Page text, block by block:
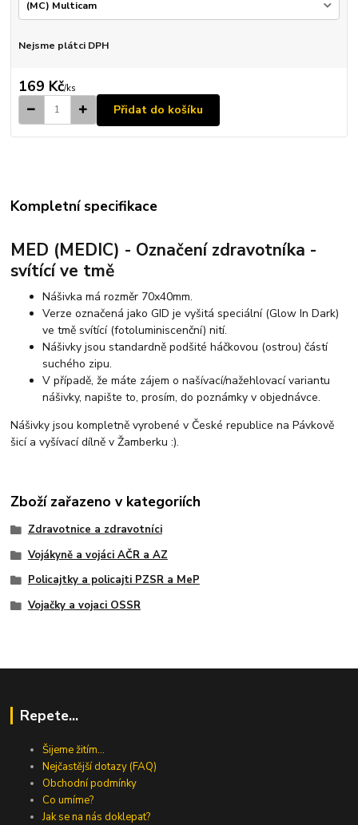
Nejsme plátci DPH
169 Kč/ks
Přidat do košíku
Kompletní specifikace
MED (MEDIC) - Označení zdravotníka -
svítící ve tmě
Nášivka má rozměr 70x40mm.
Verze označená jako GID je vyšitá speciální (Glow In Dark)
ve tmě svítící (fotoluminiscenční) nití.
Nášivky jsou standardně podšité háčkovou (ostrou) částí
suchého zipu.
V případě, že máte zájem o našívací/nažehlovací variantu
nášivky, napište to, prosím, do poznámky v objednávce.
Nášivky jsou kompletně vyrobené v České republice na Pávkově
šicí a vyšívací dílně v Žamberku :).
Zboží zařazeno v kategoriích
Zdravotnice a zdravotníci
Vojákyně a vojáci AČR a AZ
Policajtky a policajti PZSR a MeP
Vojačky a vojaci OSSR
Repete...
Šijeme žitím...
Nejčastější dotazy (FAQ)
Obchodní podmínky
Co umíme?
Jak se na nás doklepat?